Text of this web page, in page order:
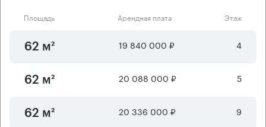
Площадь Арендная плата Этаж
62 м² 19 840 000 ₽ 4
62 м² 20 088 000 ₽ 5
62 м² 20 336 000 ₽ 9